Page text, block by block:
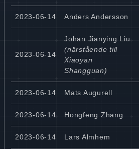
2023-06-14 Anders Andersson
2023-06-14
Johan Jianying Liu
(närstående till
Xiaoyan
Shangguan)
2023-06-14 Mats Augurell
2023-06-14 Hongfeng Zhang
2023-06-14 Lars Almhem